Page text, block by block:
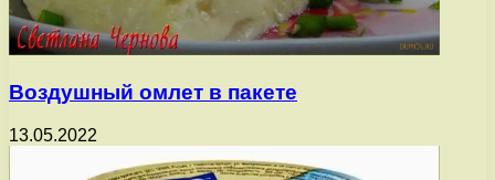
Воздушный омлет в пакете
13.05.2022